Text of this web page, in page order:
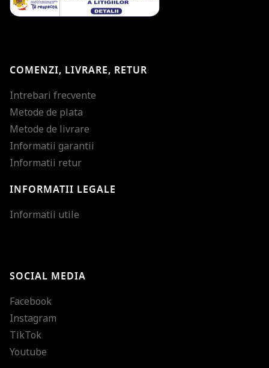
COMENZI, LIVRARE, RETUR
Intrebari frecvente
Metode de plata
Metode de livrare
Informatii garantii
Informatii retur
INFORMATII LEGALE
Informatii utile
SOCIAL MEDIA
Facebook
Instagram
TikTok
Youtube